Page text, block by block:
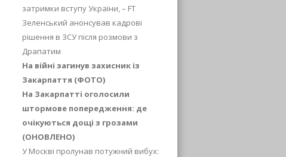
затримки вступу України, – FT
Зеленський анонсував кадрові
рішення в ЗСУ після розмови з
Драпатим
На війні загинув захисник із
Закарпаття (ФОТО)
На Закарпатті оголосили
штормове попередження: де
очікуються дощі з грозами
(ОНОВЛЕНО)
У Москві пролунав потужний вибух: